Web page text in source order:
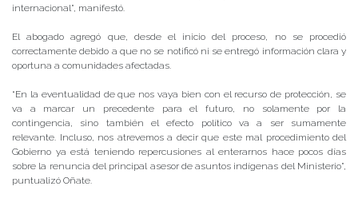
internacional”, manifestó.
El abogado agregó que, desde el inicio del proceso, no se procedió
correctamente debido a que no se notificó ni se entregó información clara y
oportuna a comunidades afectadas.
“En la eventualidad de que nos vaya bien con el recurso de protección, se
va a marcar un precedente para el futuro, no solamente por la
contingencia, sino también el efecto político va a ser sumamente
relevante. Incluso, nos atrevemos a decir que este mal procedimiento del
Gobierno ya está teniendo repercusiones al enterarnos hace pocos días
sobre la renuncia del principal asesor de asuntos indígenas del Ministerio”,
puntualizó Oñate.